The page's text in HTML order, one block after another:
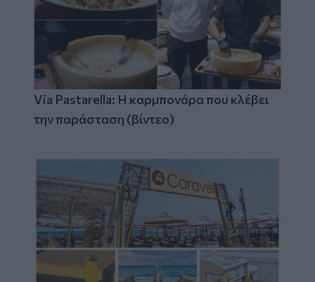
Via Pastarella: Η καρμπονάρα που κλέβει
την παράσταση (βίντεο)